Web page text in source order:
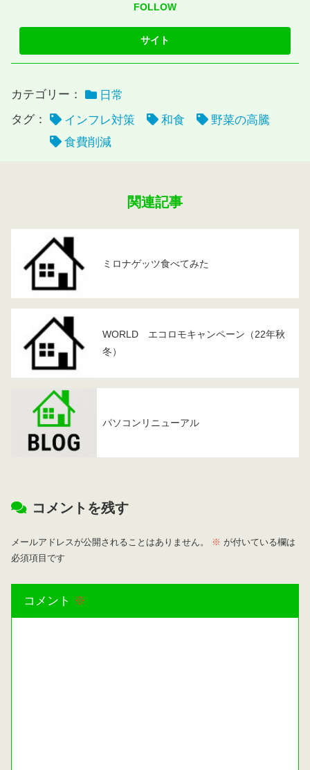
FOLLOW
カテゴリー：
日常
タグ：
インフレ対策 和食
野菜の高騰
食費削減
関連記事
ミロナゲッツ食べてみた
WORLD エコロモキャンペーン（22年秋
冬）
パソコンリニューアル
コメントを残す
メールアドレスが公開されることはありません。 ※ が付いている欄は
必須項目です
コメント ※